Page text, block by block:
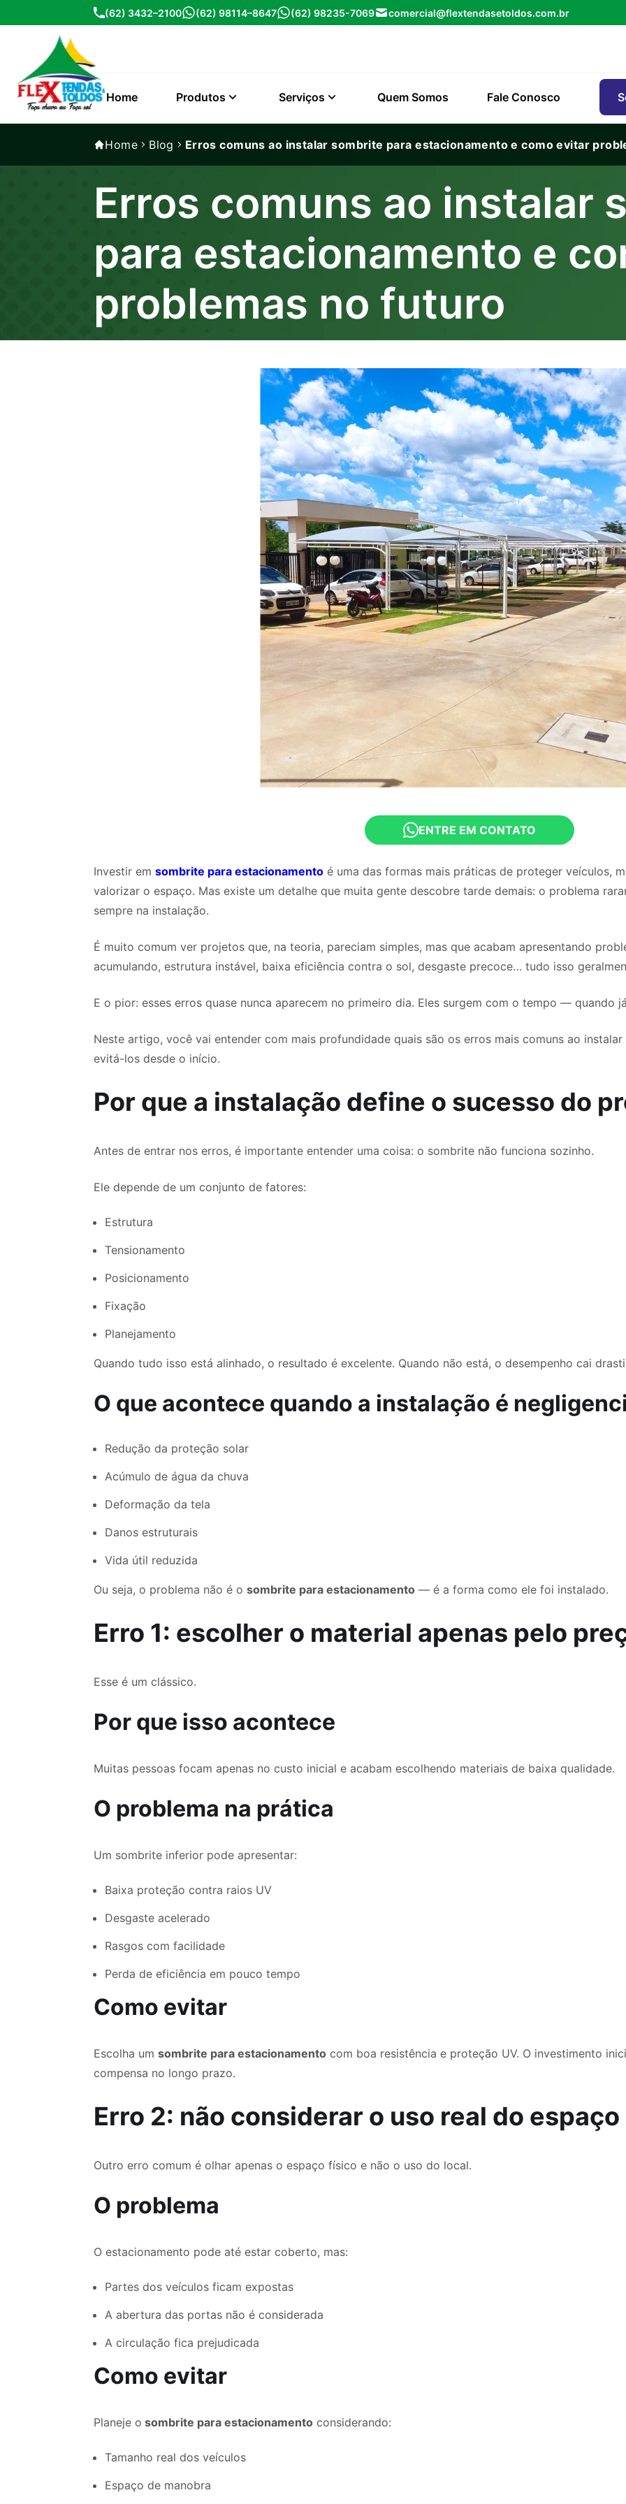
(62) 3432–2100 (62) 98114–8647 (62) 98235-7069 comercial@flextendasetoldos.com.br
Home Produtos Serviços Quem Somos Fale Conosco
Home Blog Erros comuns ao instalar sombrite para estacionamento e como evitar
Erros comuns ao instalar
para estacionamento e
problemas no futuro
ENTRE EM CONTATO
Investir emsombrite para estacionamento é uma das formas mais práticas de proteger veículos,
valorizar o espaço. Mas existe um detalhe que muita gente descobre tarde demais: o problema
sempre na instalação.
É muito comum ver projetos que, na teoria, pareciam simples, mas que acabam apresentando
acumulando, estrutura instável, baixa eficiência contra o sol, desgaste precoce… tudo isso
E o pior: esses erros quase nunca aparecem no primeiro dia. Eles surgem com o tempo — quando
Neste artigo, você vai entender com mais profundidade quais são os erros mais comuns ao instalar
evitá-los desde o início.
Por que a instalação define o sucesso do
Antes de entrar nos erros, é importante entender uma coisa: o sombrite não funciona sozinho.
Ele depende de um conjunto de fatores:
Estrutura
Tensionamento
Posicionamento
Fixação
Planejamento
Quando tudo isso está alinhado, o resultado é excelente. Quando não está, o desempenho cai
O que acontece quando a instalação é
Redução da proteção solar
Acúmulo de água da chuva
Deformação da tela
Danos estruturais
Vida útil reduzida
Ou seja, o problema não é osombrite para estacionamento — é a forma como ele foi instalado.
Erro 1: escolher o material apenas pelo
Esse é um clássico.
Por que isso acontece
Muitas pessoas focam apenas no custo inicial e acabam escolhendo materiais de baixa qualidade.
O problema na prática
Um sombrite inferior pode apresentar:
Baixa proteção contra raios UV
Desgaste acelerado
Rasgos com facilidade
Perda de eficiência em pouco tempo
Como evitar
Escolha umsombrite para estacionamento com boa resistência e proteção UV. O investimento
compensa no longo prazo.
Erro 2: não considerar o uso real do espaço
Outro erro comum é olhar apenas o espaço físico e não o uso do local.
O problema
O estacionamento pode até estar coberto, mas:
Partes dos veículos ficam expostas
A abertura das portas não é considerada
A circulação fica prejudicada
Como evitar
Planeje o sombrite para estacionamento considerando:
Tamanho real dos veículos
Espaço de manobra